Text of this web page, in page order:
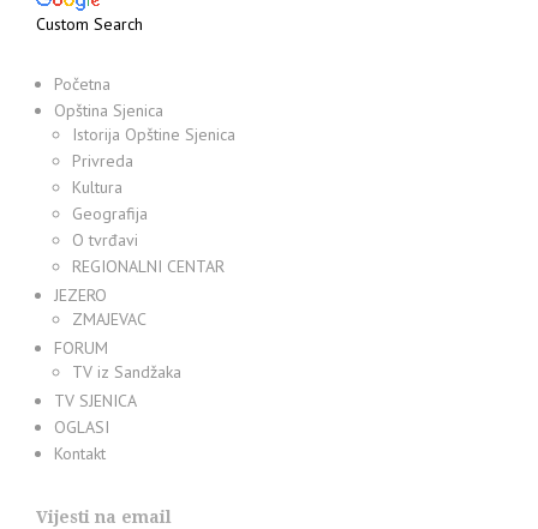
Custom Search
Početna
Opština Sjenica
Istorija Opštine Sjenica
Privreda
Kultura
Geografija
O tvrđavi
REGIONALNI CENTAR
JEZERO
ZMAJEVAC
FORUM
TV iz Sandžaka
TV SJENICA
OGLASI
Kontakt
Vijesti na email